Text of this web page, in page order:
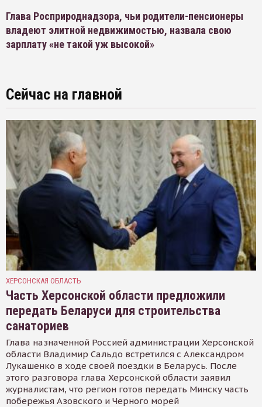
Глава Росприроднадзора, чьи родители-пенсионеры
владеют элитной недвижимостью, назвала свою
зарплату «не такой уж высокой»
Сейчас на главной
ХЕРСОНСКАЯ ОБЛАСТЬ
Часть Херсонской области предложили
передать Беларуси для строительства
санаториев
Глава назначенной Россией администрации Херсонской
области Владимир Сальдо встретился с Александром
Лукашенко в ходе своей поездки в Беларусь. После
этого разговора глава Херсонской области заявил
журналистам, что регион готов передать Минску часть
побережья Азовского и Черного морей